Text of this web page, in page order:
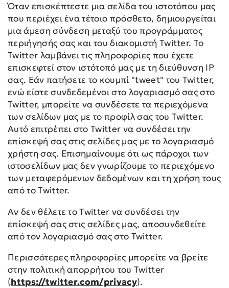
Όταν επισκέπτεστε μια σελίδα του ιστοτόπου μας
που περιέχει ένα τέτοιο πρόσθετο, δημιουργείται
μια άμεση σύνδεση μεταξύ του προγράμματος
περιήγησής σας και του διακομιστή Twitter. Το
Twitter λαμβάνει τις πληροφορίες που έχετε
επισκεφτεί στον ιστότοπό μας με τη διεύθυνση IP
σας. Εάν πατήσετε το κουμπί "tweet" του Twitter,
ενώ είστε συνδεδεμένοι στο λογαριασμό σας στο
Twitter, μπορείτε να συνδέσετε τα περιεχόμενα
των σελίδων μας με το προφίλ σας του Twitter.
Αυτό επιτρέπει στο Twitter να συνδέσει την
επίσκεψή σας στις σελίδες μας με το λογαριασμό
χρήστη σας. Επισημαίνουμε ότι ως πάροχοι των
ιστοσελίδων μας δεν γνωρίζουμε το περιεχόμενο
των μεταφερόμενων δεδομένων και τη χρήση τους
από το Twitter.
Αν δεν θέλετε το Twitter να συνδέσει την
επίσκεψή σας στις σελίδες μας, αποσυνδεθείτε
από τον λογαριασμό σας στο Twitter.
Περισσότερες πληροφορίες μπορείτε να βρείτε
στην πολιτική απορρήτου του Twitter
(https://twitter.com/privacy).